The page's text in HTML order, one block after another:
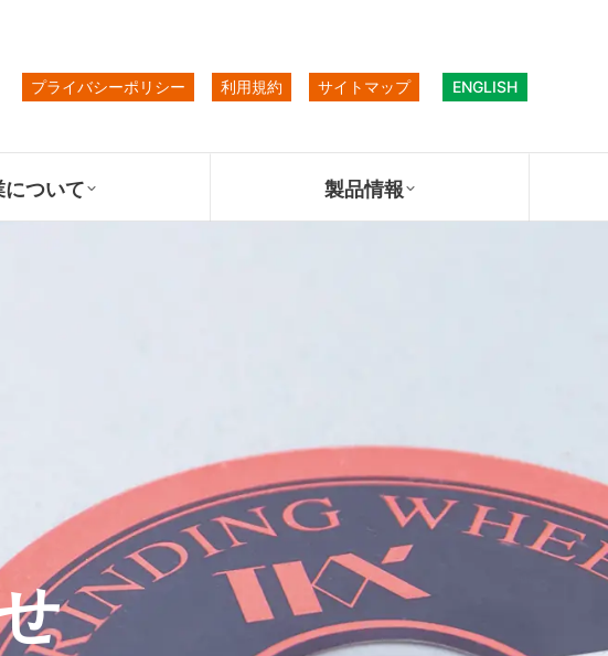
プライバシーポリシー 利用規約 サイトマップ ENGLISH
について 製品情報